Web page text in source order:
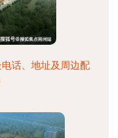
话、地址及周边配